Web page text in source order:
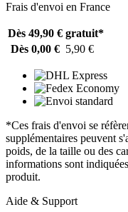
Frais d'envoi en France
Dès 49,90 € gratuit*
Dès 0,00 € 5,90 €
*Ces frais d'envoi se
supplémentaires peuvent
poids, de la taille ou des
informations sont
produit.
Aide & Support